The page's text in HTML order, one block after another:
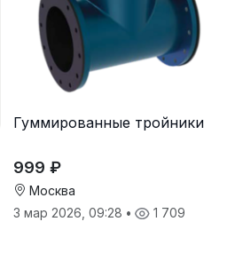
Гуммированные тройники
999 ₽
Москва
3 мар 2026, 09:28 • 1 709